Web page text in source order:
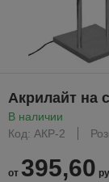
Акрилайт на
В наличии
Код: АКР-2
от 395,60